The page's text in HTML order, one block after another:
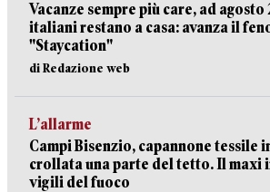
Vacanze sempre più care, ad
italiani restano a casa: avanza il
"Staycation"
di Redazione web
L’allarme
Campi Bisenzio, capannone tessile
crollata una parte del tetto. Il maxi
vigili del fuoco